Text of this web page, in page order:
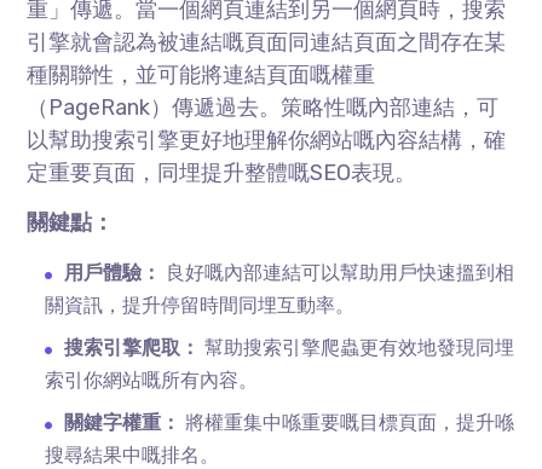
重」傳遞。當一個網頁連結到另一個網頁時，搜索
引擎就會認為被連結嘅頁面同連結頁面之間存在某
種關聯性，並可能將連結頁面嘅權重
（PageRank）傳遞過去。策略性嘅內部連結，可
以幫助搜索引擎更好地理解你網站嘅內容結構，確
定重要頁面，同埋提升整體嘅SEO表現。
關鍵點：
用戶體驗：
良好嘅內部連結可以幫助用戶快速搵到相
關資訊，提升停留時間同埋互動率。
搜索引擎爬取： 幫助搜索引擎爬蟲更有效地發現同埋
索引你網站嘅所有內容。
關鍵字權重： 將權重集中喺重要嘅目標頁面，提升喺
搜尋結果中嘅排名。